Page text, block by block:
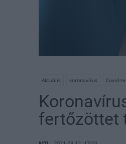
Aktuális koronavírus Covid-
fertőzöttet